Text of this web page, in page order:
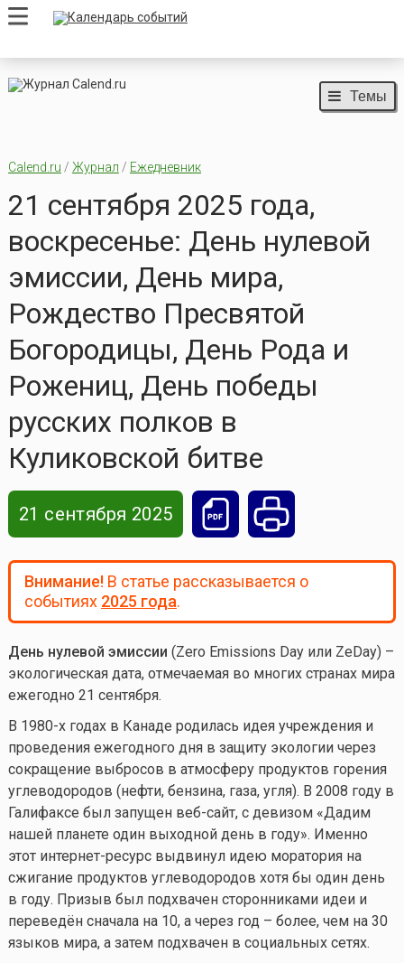
Темы
Calend.ru / Журнал / Ежедневник
21 сентября 2025 года,
воскресенье: День нулевой
эмиссии, День мира,
Рождество Пресвятой
Богородицы, День Рода и
Рожениц, День победы
русских полков в
Куликовской битве
21 сентября 2025
Внимание!В статье рассказывается о
событиях 2025 года.
День нулевой эмиссии (Zero Emissions Day или ZeDay) –
экологическая дата, отмечаемая во многих странах мира
ежегодно 21 сентября.
В 1980-х годах в Канаде родилась идея учреждения и
проведения ежегодного дня в защиту экологии через
сокращение выбросов в атмосферу продуктов горения
углеводородов (нефти, бензина, газа, угля). В 2008 году в
Галифаксе был запущен веб-сайт, с девизом «Дадим
нашей планете один выходной день в году». Именно
этот интернет-ресурс выдвинул идею моратория на
сжигание продуктов углеводородов хотя бы один день
в году. Призыв был подхвачен сторонниками идеи и
переведён сначала на 10, а через год – более, чем на 30
языков мира, а затем подхвачен в социальных сетях.